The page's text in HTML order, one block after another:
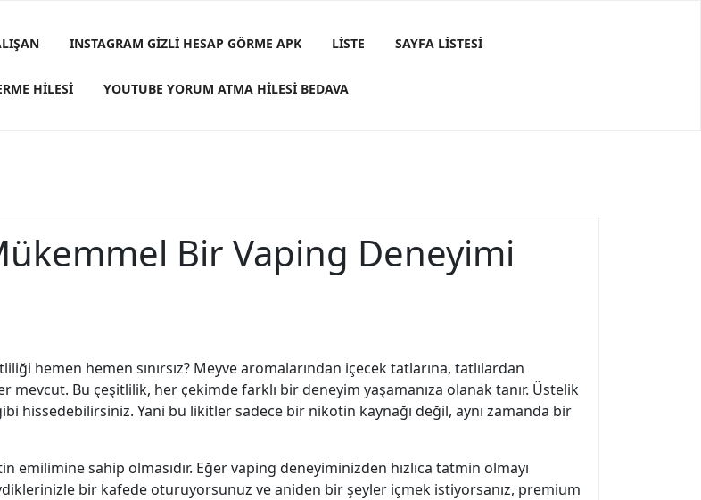
INSTAGRAM GIZLI HESAP GÖRME APK LISTE SAYFA LISTESI
HILESI YOUTUBE YORUM ATMA HILESI BEDAVA
Bir Vaping Deneyimi
hemen hemen sınırsız? Meyve aromalarından içecek tatlarına, tatlılardan
Bu çeşitlilik, her çekimde farklı bir deneyim yaşamanıza olanak tanır. Üstelik
hissedebilirsiniz. Yani bu likitler sadece bir nikotin kaynağı değil, aynı zamanda bir
emilimine sahip olmasıdır. Eğer vaping deneyiminizden hızlıca tatmin olmayı
bir kafede oturuyorsunuz ve aniden bir şeyler içmek istiyorsanız, premium